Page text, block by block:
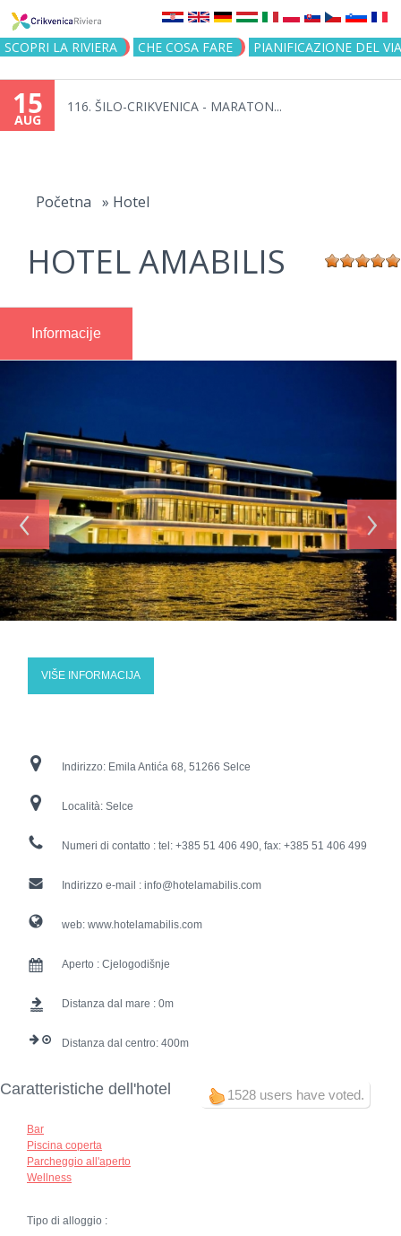
Jump to navigation
SCOPRI LA RIVIERA CHE COSA FARE PIANIFICAZIONE DEL
15
AUG
116. ŠILO-CRIKVENICA - MARATON...
Početna » Hotel
HOTEL AMABILIS
Informacije
‹ ›
VIŠE INFORMACIJA
Indirizzo: Emila Antića 68, 51266 Selce
Località: Selce
Numeri di contatto : tel: +385 51 406 490, fax: +385 51 406 499
Indirizzo e-mail : info@hotelamabilis.com
web: www.hotelamabilis.com
Aperto : Cjelogodišnje
Distanza dal mare : 0
Distanza dal centro: 400
1528 users have voted.
Caratteristiche dell'hotel
Bar
Piscina coperta
Parcheggio all'aperto
Wellness
Tipo di alloggio :